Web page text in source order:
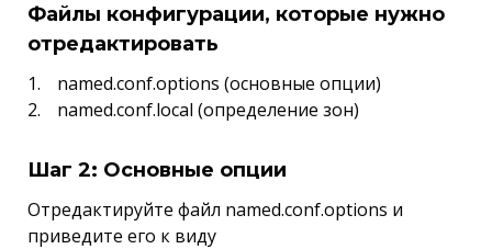
Файлы конфигурации, которые нужно
отредактировать
named.conf.options (основные опции)
named.conf.local (определение зон)
Шаг 2: Основные опции
Отредактируйте файл named.conf.options и
приведите его к виду